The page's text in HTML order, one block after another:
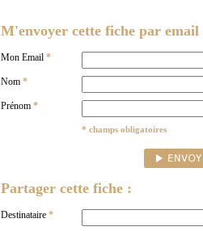
M'envoyer cette fiche par email
Mon Email *
Nom *
Prénom *
* champs obligatoires
Partager cette fiche :
Destinataire *